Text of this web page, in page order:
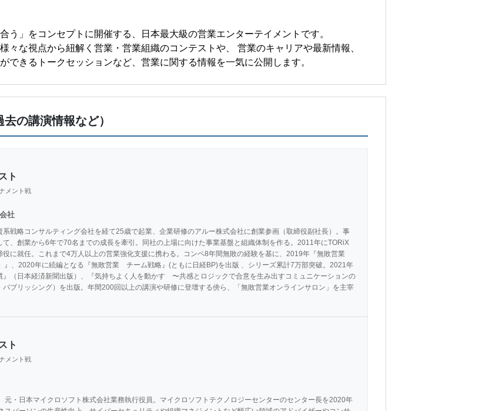
う」をコンセプトに開催する、日本最大級の営業エンターテイメントです。
々な視点から紐解く営業・営業組織のコンテストや、 営業のキャリアや最新情報、
できるトークセッションなど、営業に関する情報を一気に公開します。
の講演情報など）
ト
メント戦
社
戦略コンサルティング会社を経て25歳で起業、企業研修のアルー株式会社に創業参画（取締役副社長）。事
、創業から6年で70名までの成長を牽引。同社の上場に向けた事業基盤と組織体制を作る。2011年にTORiX
に就任。これまで4万人以上の営業強化支援に携わる。コンペ8年間無敗の経験を基に、2019年『無敗営業
』、2020年に続編となる『無敗営業　チーム戦略』(ともに日経BP)を出版 、シリーズ累計7万部突破。2021年
』（日本経済新聞出版）、『気持ちよく人を動かす　〜共感とロジックで合意を生み出すコミュニケーションの
ブリッシング）を出版。年間200回以上の講演や研修に登壇する傍ら、「無敗営業オンラインサロン」を主宰
ト
メント戦
元・日本マイクロソフト株式会社業務執行役員。マイクロソフトテクノロジーセンターのセンター長を2020年